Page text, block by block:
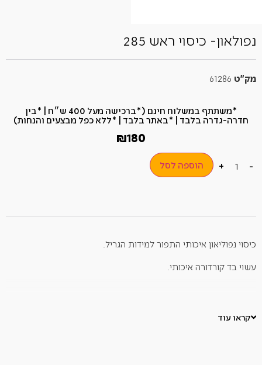
נפולאון- כיסוי ראש 285
מק"ט
*משתתף במשלוח חינם (*ברכישה מעל 400 ש״ח​ | *בין
חדרה-גדרה בלבד | *באתר בלבד | *ללא כפל מבצעים והנחות)
₪180
-
+ הוספה לסל
כיסוי נפוליאון איכותי התפור למידות הגריל.
עשוי בד קורדורה איכותי.
info@carmeldirect.com
קראו עוד